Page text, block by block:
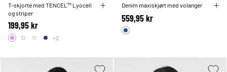
T-skjorte med TENCEL™ Lyocell
og striper
199,95 kr
+2
Denim maxiskjørt med volanger
559,95 kr